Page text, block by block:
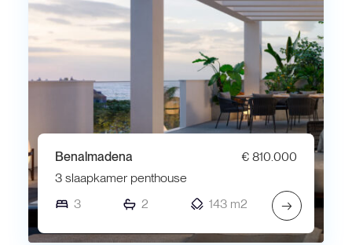
Benalmadena
€ 810.000
3 slaapkamer penthouse
3
2 143 m2 →